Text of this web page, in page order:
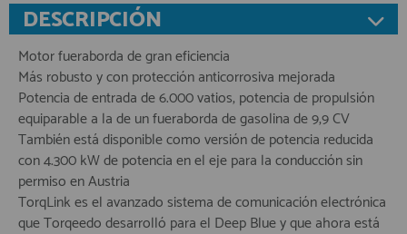
DESCRIPCIÓN
Motor fueraborda de gran eficiencia
Más robusto y con protección anticorrosiva mejorada
Potencia de entrada de 6.000 vatios, potencia de propulsión
equiparable a la de un fueraborda de gasolina de 9,9 CV
También está disponible como versión de potencia reducida
con 4.300 kW de potencia en el eje para la conducción sin
permiso en Austria
TorqLink es el avanzado sistema de comunicación electrónica
que Torqeedo desarrolló para el Deep Blue y que ahora está